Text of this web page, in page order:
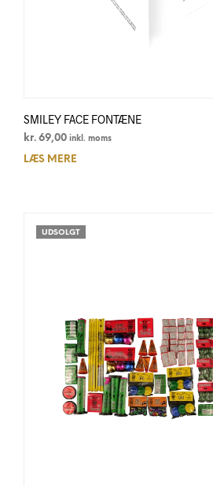
SMILEY FACE FONTÆNE
kr. 69,00 inkl. moms
LÆS MERE
UDSOLGT